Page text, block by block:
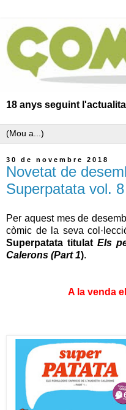
18 anys seguint
30 de novembre 2018
Novetat de
Superpatata vol. 8
Per aquest mes de
còmic de la seva
Superpatata titulat Els
Calerons (Part 1).
A la venda